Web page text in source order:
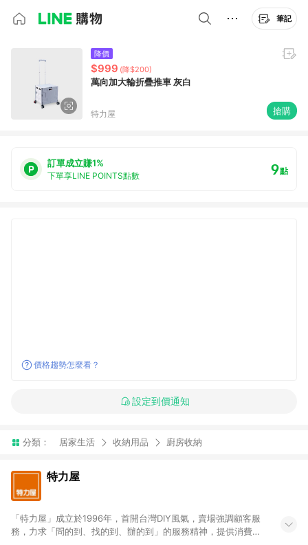
筆記
降價
$999 (降$200)
萬向加大輪折疊推車 灰白
特力屋 搶購
訂單成立賺1%
下單享LINE POINTS點數 9點
價格趨勢怎麼看？
設定到價通知
分類： 居家生活 收納用品 廚房收納
特力屋
「特力屋」成立於1996年，首開台灣DIY風氣，賣場強調顧客服
務，力求「問的到、找的到、辦的到」的服務精神，提供消費者